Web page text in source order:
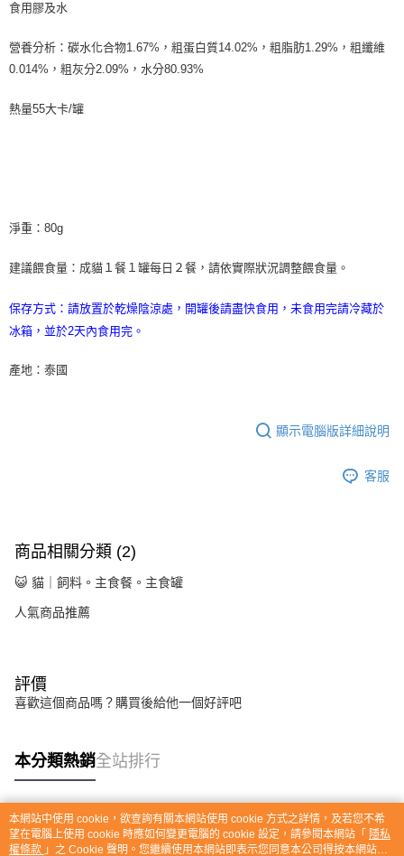
食用膠及水
營養分析：碳水化合物1.67%，粗蛋白質14.02%，粗脂肪1.29%，粗纖維
0.014%，粗灰分2.09%，水分80.93%
熱量55大卡/罐
淨重：80g
建議餵食量：成貓１餐１罐每日２餐，請依實際狀況調整餵食量。
保存方式：請放置於乾燥陰涼處，開罐後請盡快食用，未食用完請冷藏於
冰箱，並於2天內食用完。
產地：泰國
顯示電腦版詳細說明
客服
商品相關分類 (2)
😺 貓｜飼料。主食餐。主食罐
人氣商品推薦
評價
喜歡這個商品嗎？購買後給他一個好評吧
本分類熱銷全站排行
熱門標籤
本網站中使用 cookie，欲查詢有關本網站使用 cookie 方式之詳情，及若您不希
望在電腦上使用 cookie 時應如何變更電腦的 cookie 設定，請參閱本網站「 隱私
權條款 」之 Cookie 聲明。您繼續使用本網站即表示您同意本公司得按本網站使